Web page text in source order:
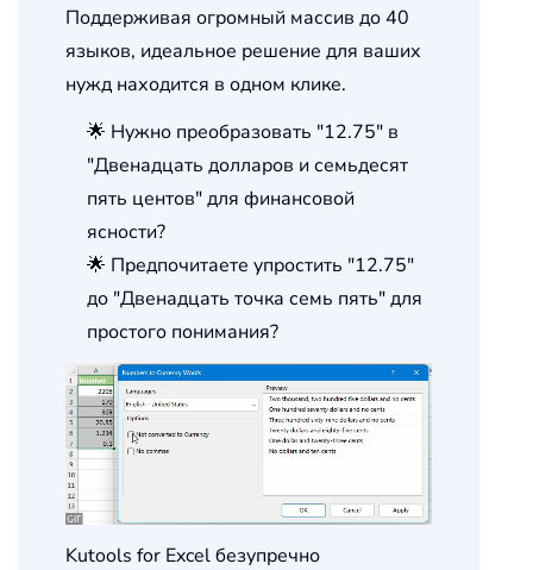
Поддерживая огромный массив до 40
языков, идеальное решение для ваших
нужд находится в одном клике.
🌟 Нужно преобразовать "12.75" в
"Двенадцать долларов и семьдесят
пять центов" для финансовой
ясности?
🌟 Предпочитаете упростить "12.75"
до "Двенадцать точка семь пять" для
простого понимания?
Kutools for Excel безупречно